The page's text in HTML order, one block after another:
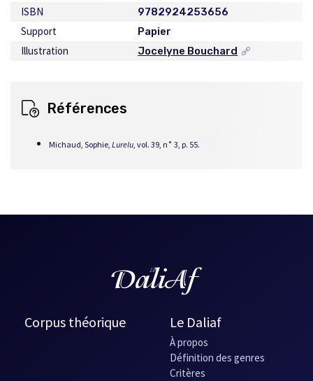
ISBN 9782924253656
Support Papier
Illustration Jocelyne Bouchard
Ce
Références
Michaud, Sophie, Lurelu, vol. 39, n˚ 3, p. 55.
Corpus théorique Le Daliaf
À propos
Définition des genres
Critères